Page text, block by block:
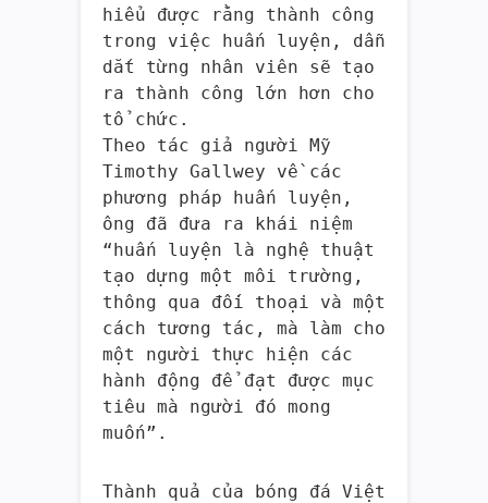
hiểu được rằng thành công
trong việc huấn luyện, dẫn
dắt từng nhân viên sẽ tạo
ra thành công lớn hơn cho
tổ chức.
Theo tác giả người Mỹ
Timothy Gallwey về các
phương pháp huấn luyện,
ông đã đưa ra khái niệm
“huấn luyện là nghệ thuật
tạo dựng một môi trường,
thông qua đối thoại và một
cách tương tác, mà làm cho
một người thực hiện các
hành động để đạt được mục
tiêu mà người đó mong
muốn”.
Thành quả của bóng đá Việt